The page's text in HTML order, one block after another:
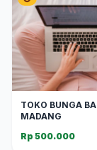
TOKO BUNGA
MADANG
Rp 500.000